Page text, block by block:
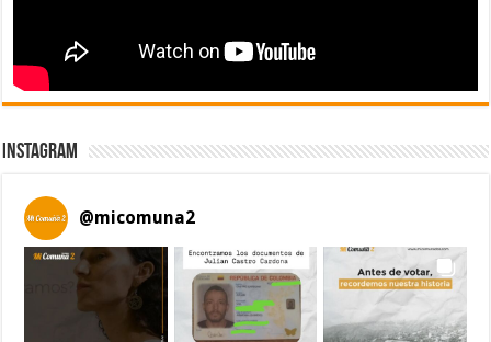
Instagram
@micomuna2